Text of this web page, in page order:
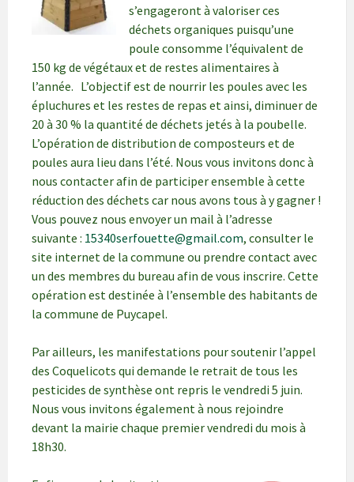
s’engageront à valoriser ces
déchets organiques puisqu’une
poule consomme l’équivalent de
150 kg de végétaux et de restes alimentaires à
l’année. L’objectif est de nourrir les poules avec les
épluchures et les restes de repas et ainsi, diminuer de
20 à 30 % la quantité de déchets jetés à la poubelle.
L’opération de distribution de composteurs et de
poules aura lieu dans l’été. Nous vous invitons donc à
nous contacter afin de participer ensemble à cette
réduction des déchets car nous avons tous à y gagner !
Vous pouvez nous envoyer un mail à l’adresse
suivante : 15340serfouette@gmail.com, consulter le
site internet de la commune ou prendre contact avec
un des membres du bureau afin de vous inscrire. Cette
opération est destinée à l’ensemble des habitants de
la commune de Puycapel.
Par ailleurs, les manifestations pour soutenir l’appel
des Coquelicots qui demande le retrait de tous les
pesticides de synthèse ont repris le vendredi 5 juin.
Nous vous invitons également à nous rejoindre
devant la mairie chaque premier vendredi du mois à
18h30.